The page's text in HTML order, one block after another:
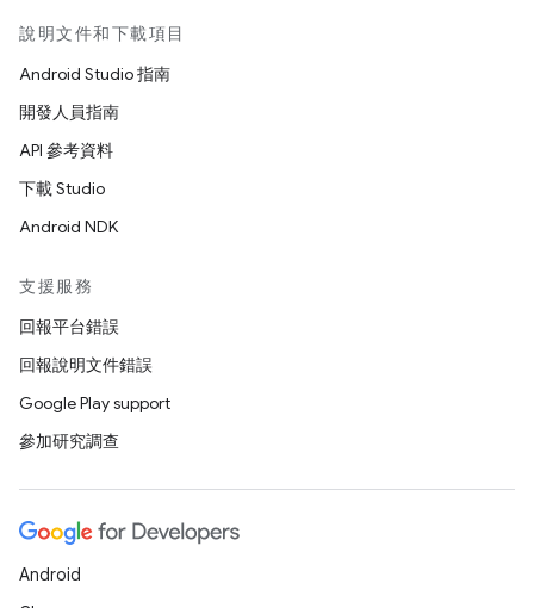
說明文件和下載項目
Android Studio 指南
開發人員指南
API 參考資料
下載 Studio
Android NDK
支援服務
回報平台錯誤
回報說明文件錯誤
Google Play support
參加研究調查
Android